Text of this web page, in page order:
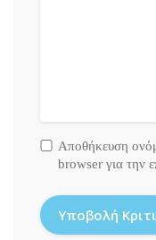
Αποθήκευση
browser για την